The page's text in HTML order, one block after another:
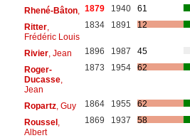
Rhené-Bâton, 1879 1940
61
Ritter,
Frédéric Louis
1834 1891 12
Rivier, Jean 1896 1987
45
Roger-
Ducasse,
Jean
1873 1954 62
Ropartz, Guy 1864 1955
62
Roussel,
Albert
1869 1937 58